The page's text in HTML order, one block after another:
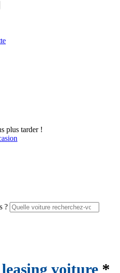
plus tarder !
?
leasing voiture *